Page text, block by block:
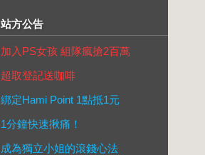
站方公告
加入PS女孩 組隊瘋搶2百萬
超取登記送咖啡
綁定Hami Point 1點抵1元
1分鐘快速揪痛！
成為獨立小姐的滾錢心法